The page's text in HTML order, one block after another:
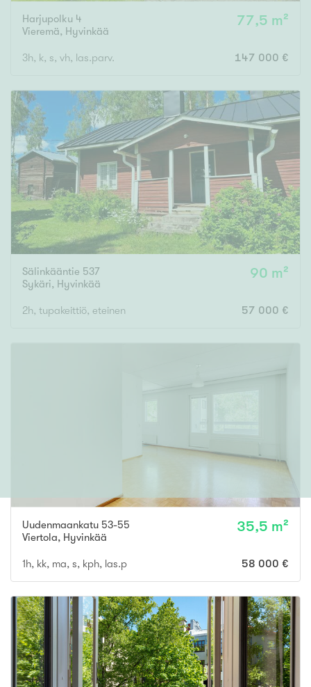
Harjupolku 4
Vieremä, Hyvinkää
77,5 m²
3h, k, s, vh, las.parv. 147 000 €
Sälinkääntie 537
Sykäri, Hyvinkää
90 m²
2h, tupakeittiö, eteinen 57 000 €
Uudenmaankatu 53-55
Viertola, Hyvinkää
35,5 m²
1h, kk, ma, s, kph, las.p 58 000 €